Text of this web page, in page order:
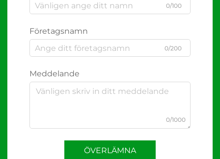
0/100
Företagsnamn
0/200
Meddelande
0/1000
ÖVERLÄMNA